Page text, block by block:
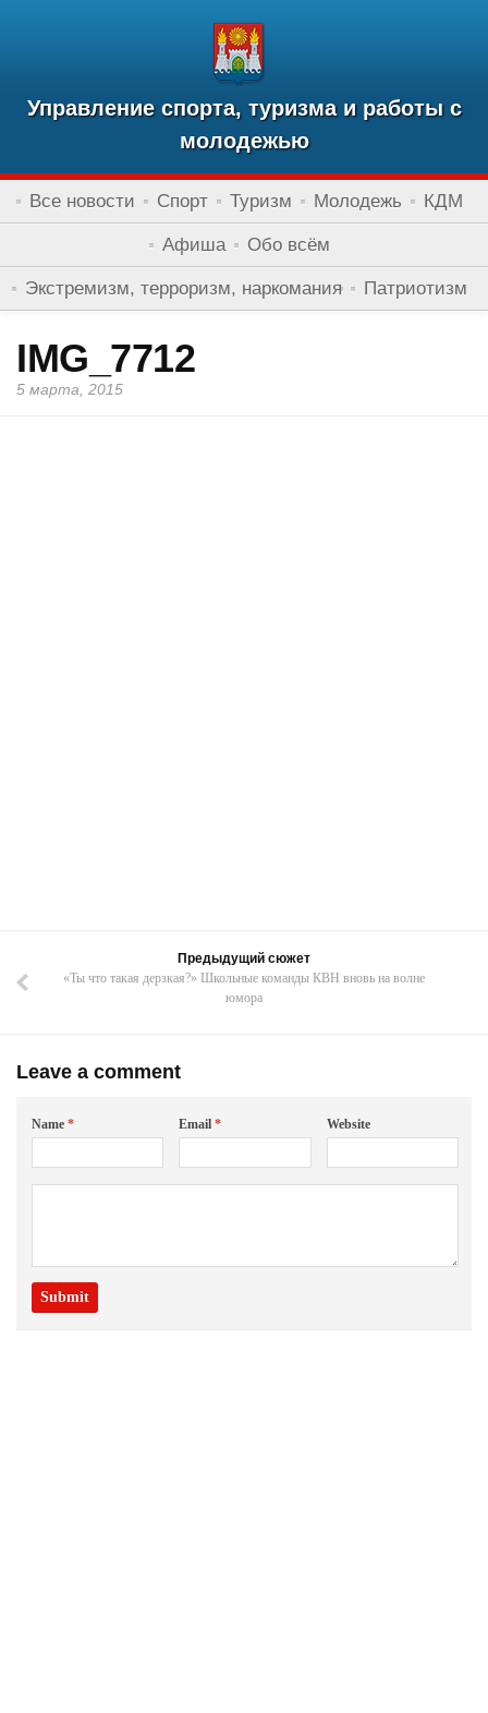
Управление спорта, туризма и работы с
молодежью
Все новости Спорт Туризм Молодежь КДМ
Афиша Обо всём
Экстремизм, терроризм, наркомания Патриотизм
IMG_7712
5 марта, 2015
Предыдущий сюжет
«Ты что такая дерзкая?» Школьные команды КВН вновь на волне
юмора
Leave a comment
Name * Email* Website